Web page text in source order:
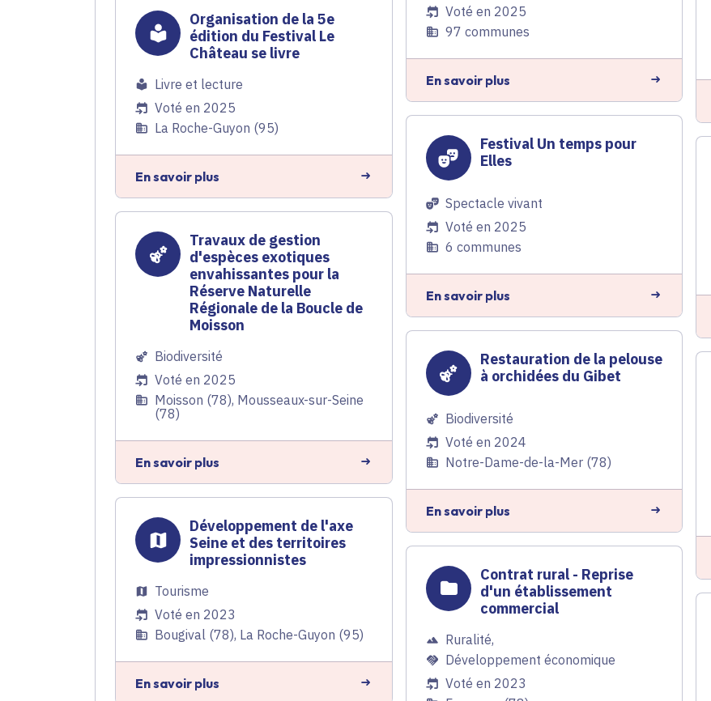
Voté en 2025
97 communes
En savoir plus
Organisation de la 5e
édition du Festival Le
Château se livre
Livre et lecture
Voté en 2025
La Roche-Guyon (95)
En savoir plus
Festival Un temps pour
Elles
Spectacle vivant
Voté en 2025
6 communes
En savoir plus
Travaux de gestion
d'espèces exotiques
envahissantes pour la
Réserve Naturelle
Régionale de la Boucle de
Moisson
Biodiversité
Voté en 2025
Moisson (78), Mousseaux-sur-Seine
(78)
En savoir plus
Restauration de la pelouse
à orchidées du Gibet
Biodiversité
Voté en 2024
Notre-Dame-de-la-Mer (78)
En savoir plus
Développement de l'axe
Seine et des territoires
impressionnistes
Tourisme
Voté en 2023
Bougival (78), La Roche-Guyon (95)
En savoir plus
Contrat rural - Reprise
d'un établissement
commercial
Ruralité,
Développement économique
Voté en 2023